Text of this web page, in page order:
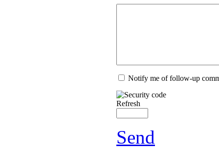
Notify me of follow-up
Refresh
Send